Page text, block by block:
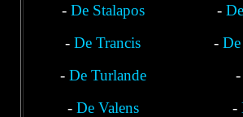
- De Stalapos -
-De Trancis -
- De Turlande -
- De Valens -